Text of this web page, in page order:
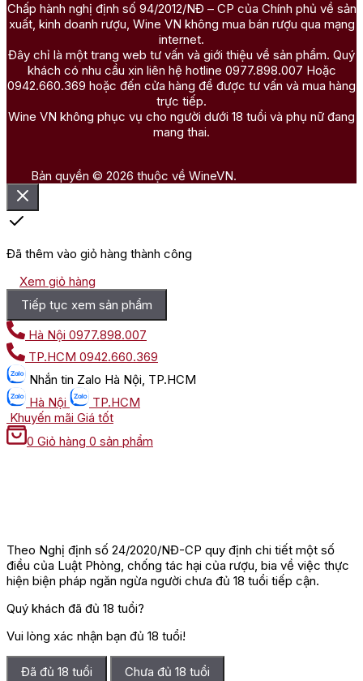
Chấp hành nghị định số 94/2012/NĐ – CP của Chính phủ về sản
xuất, kinh doanh rượu, Wine VN không mua bán rượu qua mạng
internet.
Đây chỉ là một trang web tư vấn và giới thiệu về sản phẩm. Quý
khách có nhu cầu xin liên hệ hotline 0977.898.007 Hoặc
0942.660.369 hoặc đến cửa hàng để được tư vấn và mua hàng
trực tiếp.
Wine VN không phục vụ cho người dưới 18 tuổi và phụ nữ đang
mang thai.
Bản quyền © 2026 thuộc về WineVN.
Đã thêm vào giỏ hàng thành công
Xem giỏ hàng
Tiếp tục xem sản phẩm
Hà Nội 0977.898.007
TP.HCM 0942.660.369
Nhắn tin Zalo Hà Nội, TP.HCM
Hà Nội
TP.HCM
Khuyến mãi Giá tốt
0 Giỏ hàng 0 sản phẩm
Theo Nghị định số 24/2020/NĐ-CP quy định chi tiết một số
điều của Luật Phòng, chống tác hại của rượu, bia về việc thực
hiện biện pháp ngăn ngừa người chưa đủ 18 tuổi tiếp cận.
Quý khách đã đủ 18 tuổi?
Vui lòng xác nhận bạn đủ 18 tuổi!
Đã đủ 18 tuổi Chưa đủ 18 tuổi